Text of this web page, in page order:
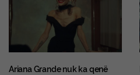
Ariana Grande nuk ka qenë